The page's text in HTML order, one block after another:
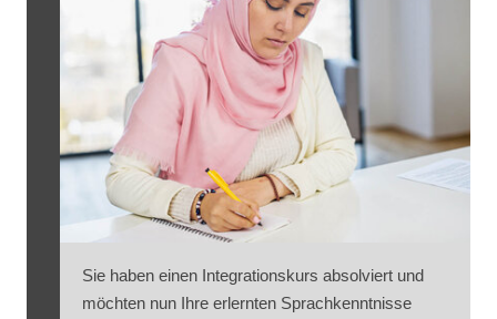
Sie haben einen Integrationskurs absolviert und
möchten nun Ihre erlernten Sprachkenntnisse